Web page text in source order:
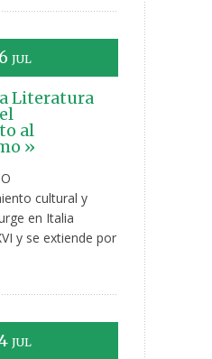
JUL
Literatura
al
»
cultural y
en Italia
y se extiende por
JUL